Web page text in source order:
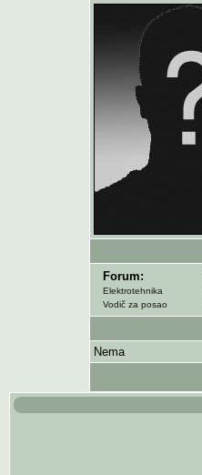
Forum:
Elektrotehnika
Vodič za posao
Nema